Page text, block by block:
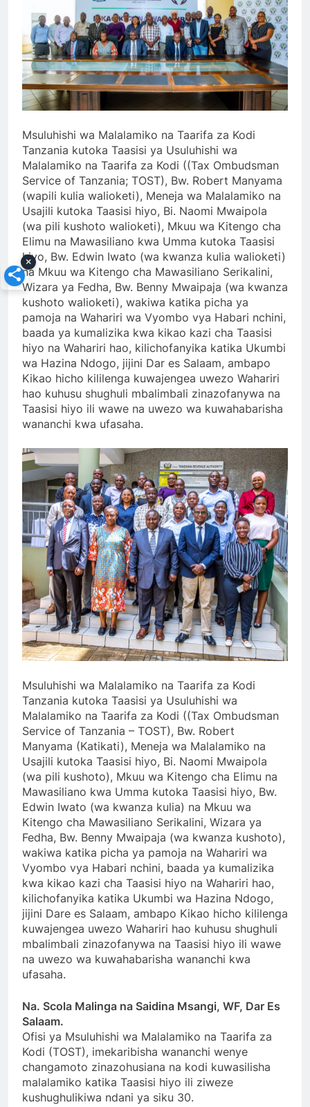
Msuluhishi wa Malalamiko na Taarifa za Kodi
Tanzania kutoka Taasisi ya Usuluhishi wa
Malalamiko na Taarifa za Kodi ((Tax Ombudsman
Service of Tanzania; TOST), Bw. Robert Manyama
(wapili kulia walioketi), Meneja wa Malalamiko na
Usajili kutoka Taasisi hiyo, Bi. Naomi Mwaipola
(wa pili kushoto walioketi), Mkuu wa Kitengo cha
Elimu na Mawasiliano kwa Umma kutoka Taasisi
hiyo, Bw. Edwin Iwato (wa kwanza kulia walioketi)
na Mkuu wa Kitengo cha Mawasiliano Serikalini,
Wizara ya Fedha, Bw. Benny Mwaipaja (wa kwanza
kushoto walioketi), wakiwa katika picha ya
pamoja na Wahariri wa Vyombo vya Habari nchini,
baada ya kumalizika kwa kikao kazi cha Taasisi
hiyo na Wahariri hao, kilichofanyika katika Ukumbi
wa Hazina Ndogo, jijini Dar es Salaam, ambapo
Kikao hicho kililenga kuwajengea uwezo Wahariri
hao kuhusu shughuli mbalimbali zinazofanywa na
Taasisi hiyo ili wawe na uwezo wa kuwahabarisha
wananchi kwa ufasaha.
Msuluhishi wa Malalamiko na Taarifa za Kodi
Tanzania kutoka Taasisi ya Usuluhishi wa
Malalamiko na Taarifa za Kodi ((Tax Ombudsman
Service of Tanzania – TOST), Bw. Robert
Manyama (Katikati), Meneja wa Malalamiko na
Usajili kutoka Taasisi hiyo, Bi. Naomi Mwaipola
(wa pili kushoto), Mkuu wa Kitengo cha Elimu na
Mawasiliano kwa Umma kutoka Taasisi hiyo, Bw.
Edwin Iwato (wa kwanza kulia) na Mkuu wa
Kitengo cha Mawasiliano Serikalini, Wizara ya
Fedha, Bw. Benny Mwaipaja (wa kwanza kushoto),
wakiwa katika picha ya pamoja na Wahariri wa
Vyombo vya Habari nchini, baada ya kumalizika
kwa kikao kazi cha Taasisi hiyo na Wahariri hao,
kilichofanyika katika Ukumbi wa Hazina Ndogo,
jijini Dare es Salaam, ambapo Kikao hicho kililenga
kuwajengea uwezo Wahariri hao kuhusu shughuli
mbalimbali zinazofanywa na Taasisi hiyo ili wawe
na uwezo wa kuwahabarisha wananchi kwa
ufasaha.
Na. Scola Malinga na Saidina Msangi, WF, Dar Es
Salaam.
Ofisi ya Msuluhishi wa Malalamiko na Taarifa za
Kodi (TOST), imekaribisha wananchi wenye
changamoto zinazohusiana na kodi kuwasilisha
malalamiko katika Taasisi hiyo ili ziweze
kushughulikiwa ndani ya siku 30.
×